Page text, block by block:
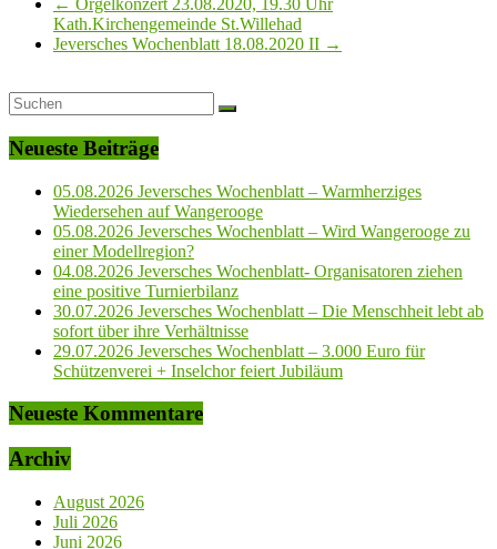
← Orgelkonzert 23.08.2020, 19.30 Uhr
Kath.Kirchengemeinde St.Willehad
Jeversches Wochenblatt 18.08.2020 II →
Neueste Beiträge
05.08.2026 Jeversches Wochenblatt – Warmherziges
Wiedersehen auf Wangerooge
05.08.2026 Jeversches Wochenblatt – Wird Wangerooge zu
einer Modellregion?
04.08.2026 Jeversches Wochenblatt- Organisatoren ziehen
eine positive Turnierbilanz
30.07.2026 Jeversches Wochenblatt – Die Menschheit lebt ab
sofort über ihre Verhältnisse
29.07.2026 Jeversches Wochenblatt – 3.000 Euro für
Schützenverei + Inselchor feiert Jubiläum
Neueste Kommentare
Archiv
August 2026
Juli 2026
Juni 2026